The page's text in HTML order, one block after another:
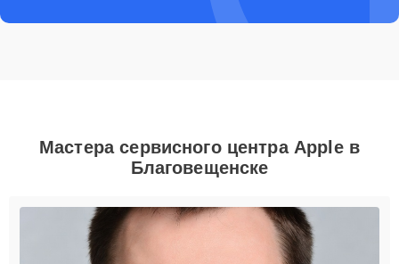
Мастера сервисного центра Apple в
Благовещенске